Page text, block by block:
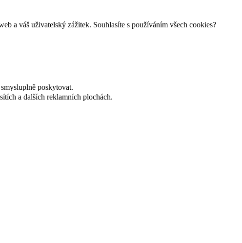
a váš uživatelský zážitek. Souhlasíte s používáním všech cookies?
poskytovat.
a dalších reklamních plochách.